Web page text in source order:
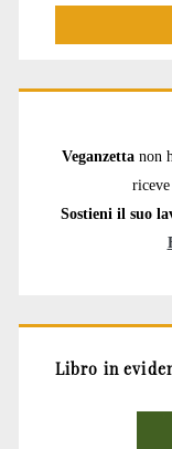
Veganzetta non
Sostieni il suo
Libro in